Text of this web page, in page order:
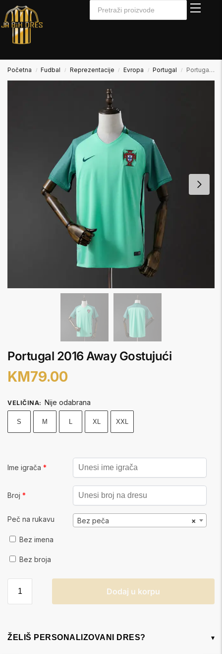
Početna / Fudbal / Reprezentacije / Evropa / Portugal / Portugal 2016 Away Gostujući
Portugal 2016 Away Gostujući
KM79.00
VELIČINA: Nije odabrana
S M L XL XXL
Ime igrača *
Broj *
Peč na rukavu ×
Bez peča
Bez imena
Bez broja
Dodaj u korpu
ŽELIŠ PERSONALIZOVANI DRES? ▾